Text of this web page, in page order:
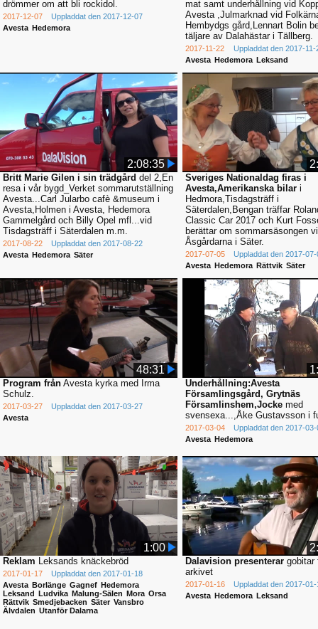
drömmer om att bli rockidol.
2017-12-07
Uppladdat den 2017-12-07
Avesta Hedemora
mat samt underhållning vid
Avesta ,Julmarknad vid
Hembydgs gård,Lennart Bolin
täljare av Dalahästar i Tällberg.
2017-11-22
Uppladdat den 2017-11-
Avesta Hedemora Leksand
2:08:35
Britt Marie Gilen i sin trädgård del 2,En
resa i vår bygd_Verket sommarutställning
Avesta...Carl Jularbo cafè &museum i
Avesta,Holmen i Avesta, Hedemora
Gammelgård och Billy Opel mfl...vid
Tisdagsträff i Säterdalen m.m.
2017-08-22
Uppladdat den 2017-08-22
Avesta Hedemora Säter
Sveriges Nationaldag firas i
Avesta,Amerikanska bilar i
Hedmora,Tisdagsträff i
Säterdalen,Bengan träffar
Classic Car 2017 och Kurt
berättar om sommarsäsongen
Åsgårdarna i Säter.
2017-07-05
Uppladdat den 2017-07-
Avesta Hedemora Rättvik Säter
48:31
Program från Avesta kyrka med Irma
Schulz.
2017-03-27
Uppladdat den 2017-03-27
Avesta
Underhållning:Avesta
Församlingsgård, Grytnäs
Församlinshem,Jocke med
svensexa...,Åke Gustavsson i
2017-03-04
Uppladdat den 2017-03-
Avesta Hedemora
1:00
Reklam Leksands knäckebröd
2017-01-17
Uppladdat den 2017-01-18
Avesta Borlänge Gagnef Hedemora
Leksand Ludvika Malung-Sälen Mora Orsa
Rättvik Smedjebacken Säter Vansbro
Älvdalen Utanför Dalarna
Dalavision presenterar gobitar
arkivet
2017-01-16
Uppladdat den 2017-01-
Avesta Hedemora Leksand